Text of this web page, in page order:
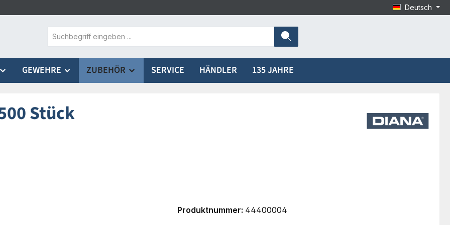
Deutsch
GEWEHRE ZUBEHÖR SERVICE HÄNDLER 135 JAHRE
Stück
Produktnummer: 44400004